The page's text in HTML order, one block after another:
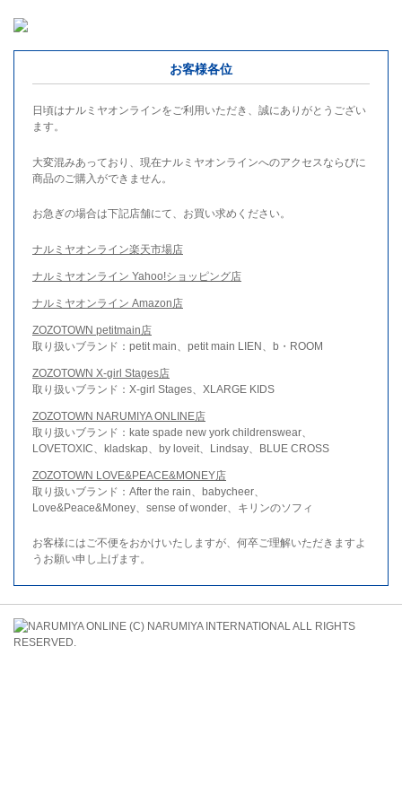
お客様各位
日頃はナルミヤオンラインをご利用いただき、誠にありがとうござい
ます。
大変混みあっており、現在ナルミヤオンラインへのアクセスならびに
商品のご購入ができません。
お急ぎの場合は下記店舗にて、お買い求めください。
ナルミヤオンライン楽天市場店
ナルミヤオンライン Yahoo!ショッピング店
ナルミヤオンライン Amazon店
ZOZOTOWN petitmain店
取り扱いブランド：petit main、petit main LIEN、b・ROOM
ZOZOTOWN X-girl Stages店
取り扱いブランド：X-girl Stages、XLARGE KIDS
ZOZOTOWN NARUMIYA ONLINE店
取り扱いブランド：kate spade new york childrenswear、
LOVETOXIC、kladskap、by loveit、Lindsay、BLUE CROSS
ZOZOTOWN LOVE&PEACE&MONEY店
取り扱いブランド：After the rain、babycheer、
Love&Peace&Money、sense of wonder、キリンのソフィ
お客様にはご不便をおかけいたしますが、何卒ご理解いただきますよ
うお願い申し上げます。